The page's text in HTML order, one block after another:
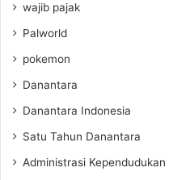
wajib pajak
Palworld
pokemon
Danantara
Danantara Indonesia
Satu Tahun Danantara
Administrasi Kependudukan